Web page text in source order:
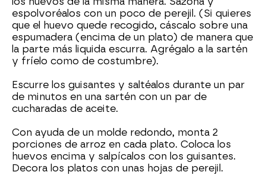
espolvoréalos con un poco de perejil. (Si quieres
que el huevo quede recogido, cáscalo sobre una
espumadera (encima de un plato) de manera que
la parte más liquida escurra. Agrégalo a la sartén
y fríelo como de costumbre).
Escurre los guisantes y saltéalos durante un par
de minutos en una sartén con un par de
cucharadas de aceite.
Con ayuda de un molde redondo, monta 2
porciones de arroz en cada plato. Coloca los
huevos encima y salpícalos con los guisantes.
Decora los platos con unas hojas de perejil.